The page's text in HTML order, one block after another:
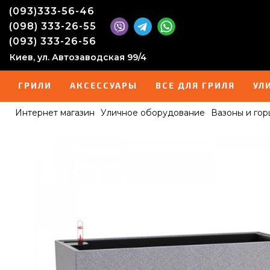
(093)333-56-46
(098) 333-26-55
(093) 333-26-56
Киев, ул. Автозаводская 99/4
ГРИЛИ АКСЕССУАРЫ ВСЕ ДЛЯ ГРИЛЯ
Интернет магазин Уличное оборудование Вазоны и